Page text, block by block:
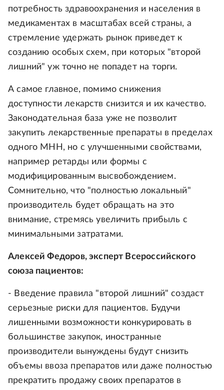
потребность здравоохранения и населения в
медикаментах в масштабах всей страны, а
стремление удержать рынок приведет к
созданию особых схем, при которых "второй
лишний" уж точно не попадет на торги.
А самое главное, помимо снижения
доступности лекарств снизится и их качество.
Законодательная база уже не позволит
закупить лекарственные препараты в пределах
одного МНН, но с улучшенными свойствами,
например ретарды или формы с
модифицированным высвобождением.
Сомнительно, что "полностью локальный"
производитель будет обращать на это
внимание, стремясь увеличить прибыль с
минимальными затратами.
Алексей Федоров, эксперт Всероссийского
союза пациентов:
- Введение правила "второй лишний" создаст
серьезные риски для пациентов. Будучи
лишенными возможности конкурировать в
большинстве закупок, иностранные
производители вынуждены будут снизить
объемы ввоза препаратов или даже полностью
прекратить продажу своих препаратов в